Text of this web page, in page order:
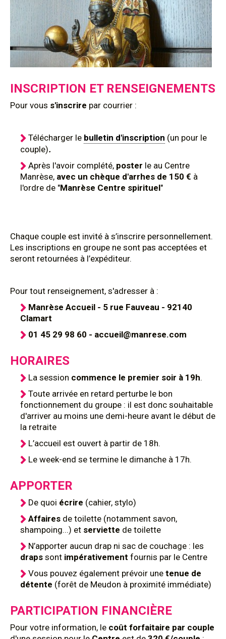
INSCRIPTION ET RENSEIGNEMENTS
Pour vous s'inscrire par courrier :
Télécharger le bulletin d'inscription (un pour le
couple).
Après l'avoir complété, poster le au Centre
Manrèse, avec un chèque d'arrhes de 150 € à
l'ordre de "Manrèse Centre spirituel"
Chaque couple est invité à s’inscrire personnellement.
Les inscriptions en groupe ne sont pas acceptées et
seront retournées à l’expéditeur.
Pour tout renseignement, s'adresser à :
Manrèse Accueil - 5 rue Fauveau - 92140
Clamart
01 45 29 98 60 - accueil@manrese.com
HORAIRES
La session commence le premier soir à 19h.
Toute arrivée en retard perturbe le bon
fonctionnement du groupe : il est donc souhaitable
d'arriver au moins une demi-heure avant le début de
la retraite
L’accueil est ouvert à partir de 18h.
Le week-end se termine le dimanche à 17h.
APPORTER
De quoi écrire (cahier, stylo)
Affaires de toilette (notamment savon,
shampoing...) et serviette de toilette
N’apporter aucun drap ni sac de couchage : les
draps sont impérativement fournis par le Centre
Vous pouvez également prévoir une tenue de
détente (forêt de Meudon à proximité immédiate)
PARTICIPATION FINANCIÈRE
Pour votre information, le coût forfaitaire par couple